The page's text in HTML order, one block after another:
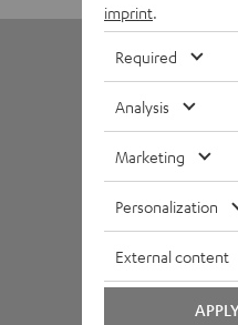
imprint
Required
Analysis
Marketing
Personalization
External content